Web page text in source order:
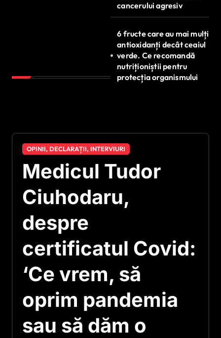
cancerului agresiv
6 fructe care au mai mulți
antioxidanți decât ceaiul
verde. Ce recomandă
nutriționiștii pentru
protecția organismului
OPINII, DECLARAȚII, INTERVIURI
Medicul Tudor
Ciuhodaru,
despre
certificatul Covid:
‘Ce vrem, să
oprim pandemia
sau să dăm o